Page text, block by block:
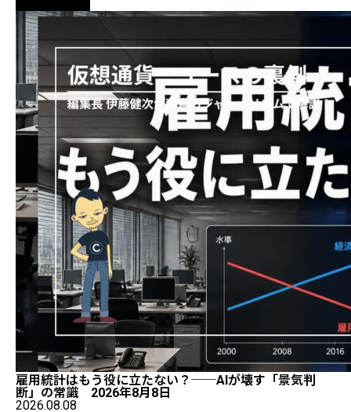
雇用統計はもう役に立たない？──AIが壊す「景気判
断」の常識 2026年8月8日
2026.08.08